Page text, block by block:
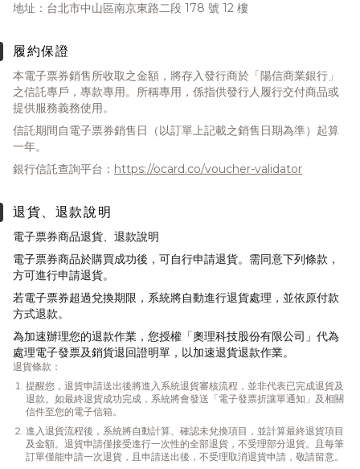
地址：台北市中山區南京東路二段 178 號 12 樓
履約保證
本電子票券銷售所收取之金額，將存入發行商於「陽信商業銀行」
之信託專戶，專款專用。所稱專用，係指供發行人履行交付商品或
提供服務義務使用。
信託期間自電子票券銷售日（以訂單上記載之銷售日期為準）起算
一年。
銀行信託查詢平台： https://ocard.co/voucher-validator
退貨、退款說明
電子票券商品退貨、退款說明
電子票券商品於購買成功後，可自行申請退貨。需同意下列條款，
方可進行申請退貨。
若電子票券超過兌換期限，系統將自動進行退貨處理，並依原付款
方式退款。
為加速辦理您的退款作業，您授權「奧理科技股份有限公司」代為
處理電子發票及銷貨退回證明單，以加速退貨退款作業。
退貨條款：
提醒您，退貨申請送出後將進入系統退貨審核流程，並非代表已完成退貨及
退款。如最終退貨成功完成，系統將會發送「電子發票折讓單通知」及相關
信件至您的電子信箱。
進入退貨流程後，系統將自動計算、確認未兌換項目，並計算最終退貨項目
及金額。退貨申請僅接受進行一次性的全部退貨，不受理部分退貨。且每筆
訂單僅能申請一次退貨，且申請送出後，不受理取消退貨申請，敬請留意。